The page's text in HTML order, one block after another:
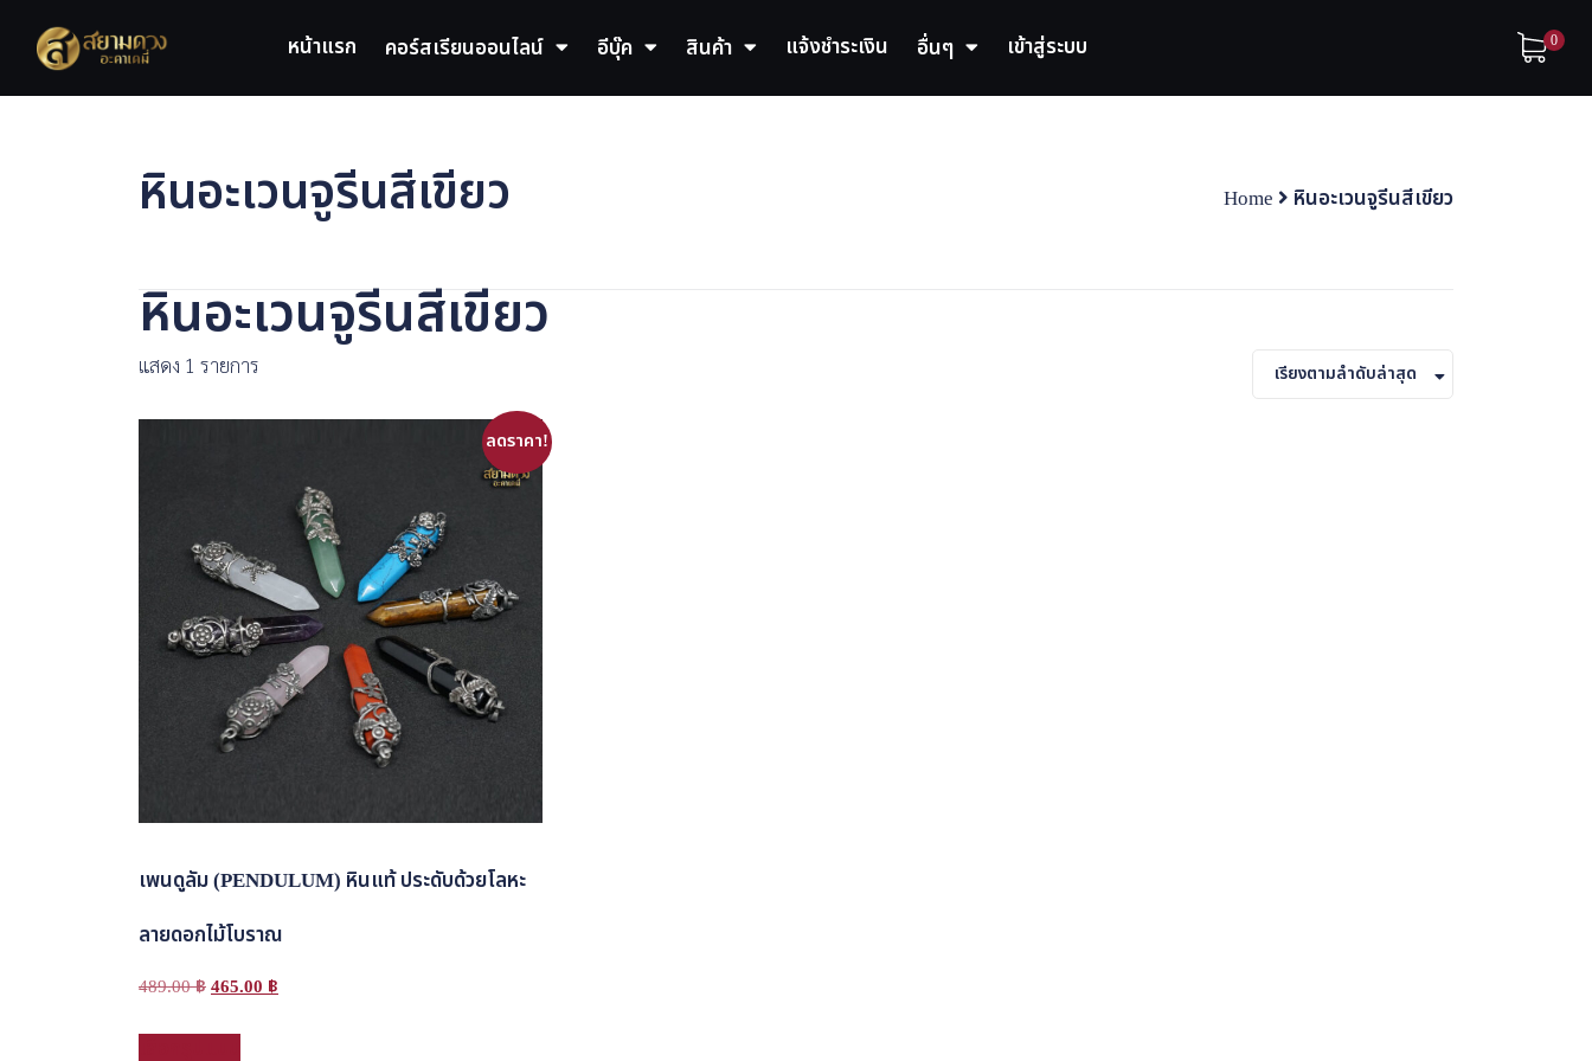
content
หน้าแรก คอร์สเรียนออนไลน์ อีบุ๊ค สินค้า แจ้งชำระเงิน อื่นๆ เข้าสู่ระบบ 0
หินอะเวนจูรีนสีเขียว Home หินอะเวนจูรีนสีเขียว
หินอะเวนจูรีนสีเขียว
แสดง 1 รายการ เรียงตามลำดับล่าสุด
ลดราคา!
เพนดูลัม (PENDULUM) หินแท้ ประดับด้วยโลหะ
ลายดอกไม้โบราณ
489.00฿Original
465.00฿
This